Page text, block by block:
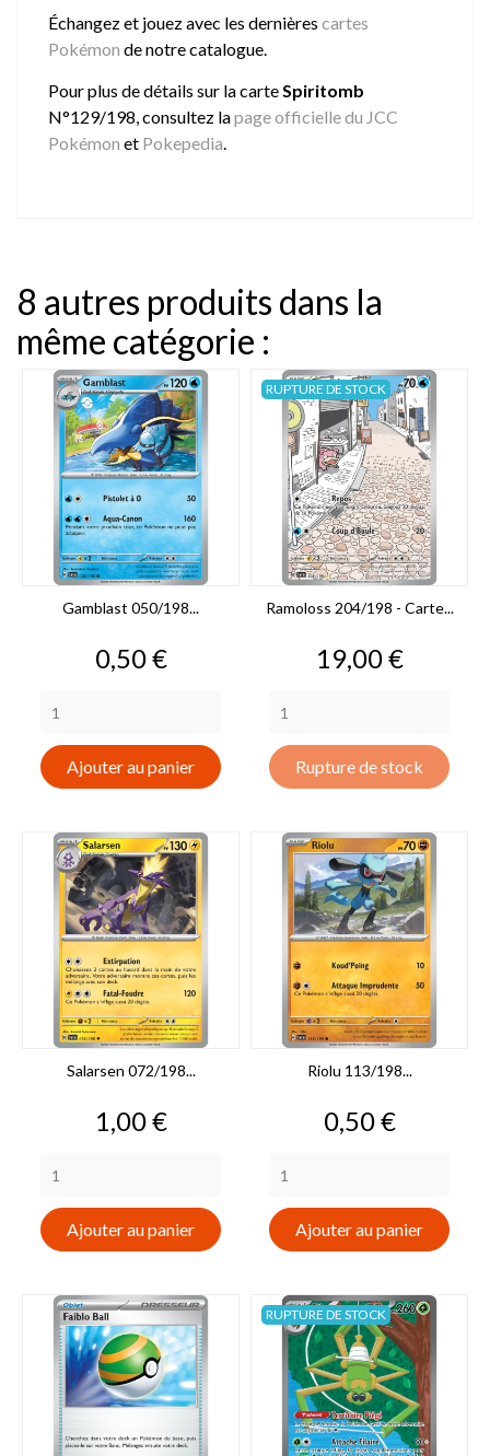
Échangez et jouez avec les dernières cartes
Pokémon de notre catalogue.
Pour plus de détails sur la carteSpiritomb
N°129/198, consultez lapage officielle du JCC
Pokémon et Pokepedia.
8 autres produits dans la
même catégorie :
Gamblast 050/198...
Prix
0,50 €
Ajouter au panier
Ramoloss 204/198 - Carte...
Prix
19,00 €
Rupture de stock
RUPTURE DE STOCK
Salarsen 072/198...
Prix
1,00 €
Ajouter au panier
Riolu 113/198...
Prix
0,50 €
Ajouter au panier
RUPTURE DE STOCK